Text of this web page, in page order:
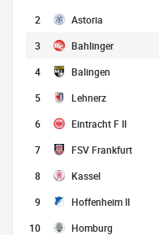
2 Astoria
3 Bahlinger
4
Balingen
5 Lehnerz
6 Eintracht F II
7 FSV Frankfurt
8 Kassel
9 Hoffenheim II
10 Homburg